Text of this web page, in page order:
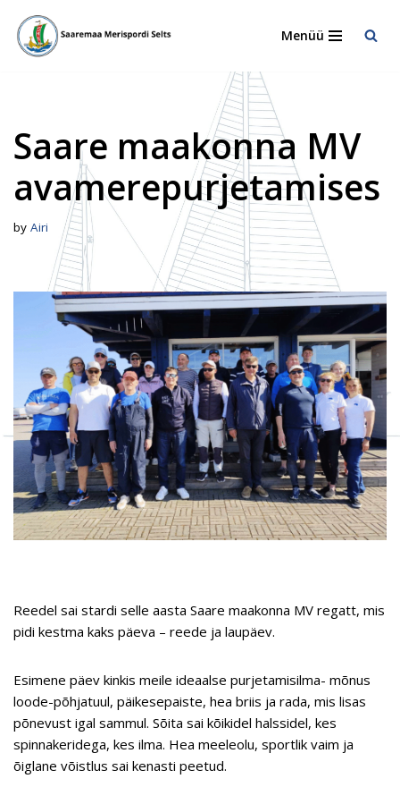
Skip
Menüü
Saare maakonna MV
avamerepurjetamises
by Airi
Reedel sai stardi selle aasta Saare maakonna MV regatt, mis
pidi kestma kaks päeva – reede ja laupäev.
Esimene päev kinkis meile ideaalse purjetamisilma- mõnus
loode-põhjatuul, päikesepaiste, hea briis ja rada, mis lisas
põnevust igal sammul. Sõita sai kõikidel halssidel, kes
spinnakeridega, kes ilma. Hea meeleolu, sportlik vaim ja
õiglane võistlus sai kenasti peetud.